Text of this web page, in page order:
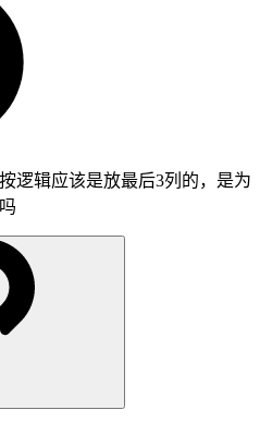
逻辑应该是放最后3列的，是为